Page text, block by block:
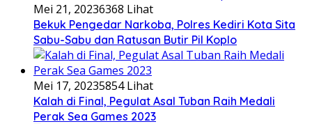
Mei 21, 20236368 Lihat
Bekuk Pengedar Narkoba, Polres Kediri Kota Sita
Sabu-Sabu dan Ratusan Butir Pil Koplo
Mei 17, 20235854 Lihat
Kalah di Final, Pegulat Asal Tuban Raih Medali
Perak Sea Games 2023